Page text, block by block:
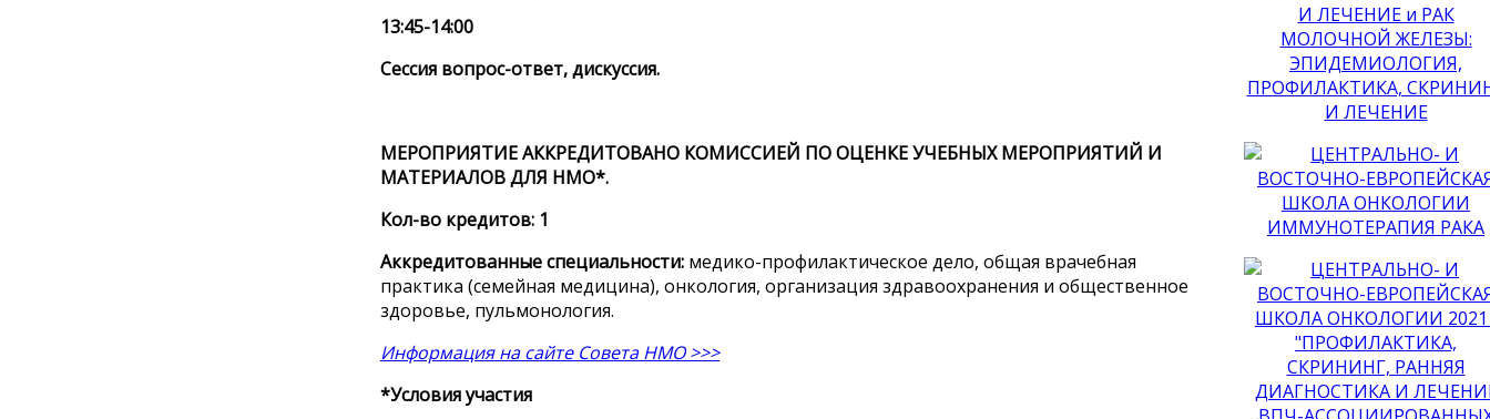
13:45-14:00
Сессия вопрос-ответ, дискуссия.
МЕРОПРИЯТИЕ АККРЕДИТОВАНО КОМИССИЕЙ ПО ОЦЕНКЕ УЧЕБНЫХ МЕРОПРИЯТИЙ И
МАТЕРИАЛОВ ДЛЯ НМО*.
Кол-во кредитов: 1
Аккредитованные специальности: медико-профилактическое дело, общая врачебная
практика (семейная медицина), онкология, организация здравоохранения и общественное
здоровье, пульмонология.
Информация на сайте Совета НМО >>>
*Условия участия